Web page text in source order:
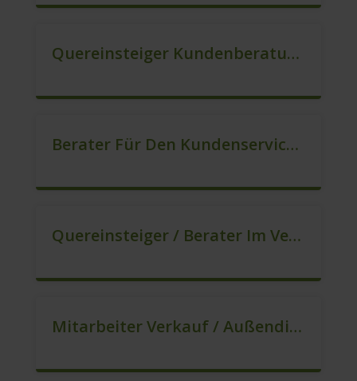
Quereinsteiger Kundenberatung (Außendienst) (m/w/d)
Berater Für Den Kundenservice (m/w/d)
Quereinsteiger / Berater Im Vertrieb – Ab Sofort (m/w/d)
Mitarbeiter Verkauf / Außendienst (m/w/d)